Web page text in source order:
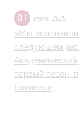
01 июля 2025
«Мы исполнили
следующем
первый сезон,
Ботиниса